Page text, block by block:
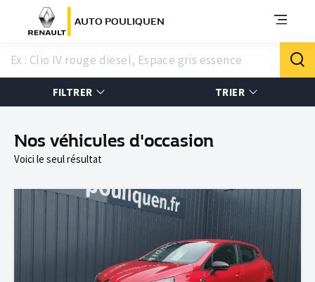
AUTO POULIQUEN
FILTRER TRIER
Nos véhicules d'occasion
Voici le seul résultat